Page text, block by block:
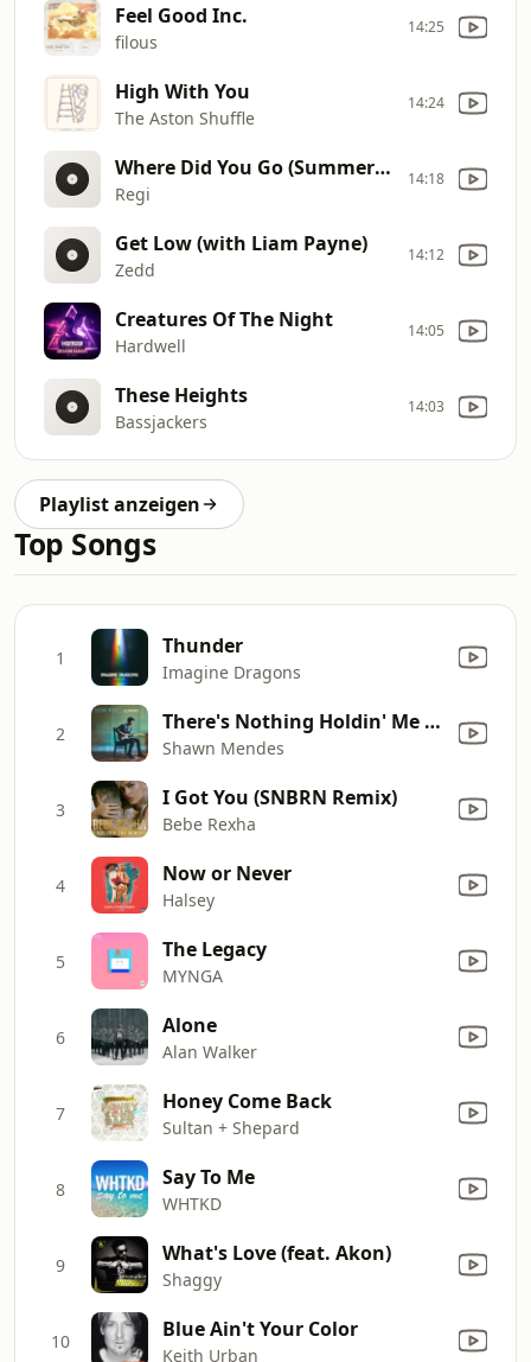
Feel Good Inc.
filous
14:25
High With You
The Aston Shuffle
14:24
Where Did You Go (Summer Love)
Regi
14:18
Get Low (with Liam Payne)
Zedd
14:12
Creatures Of The Night
Hardwell
14:05
These Heights
Bassjackers
14:03
Playlist anzeigen
Top Songs
1 Thunder
Imagine Dragons
2 There's Nothing Holdin' Me Back
Shawn Mendes
3 I Got You (SNBRN Remix)
Bebe Rexha
4 Now or Never
Halsey
5 The Legacy
MYNGA
6 Alone
Alan Walker
7 Honey Come Back
Sultan + Shepard
8 Say To Me
WHTKD
9 What's Love (feat. Akon)
Shaggy
10 Blue Ain't Your Color
Keith Urban